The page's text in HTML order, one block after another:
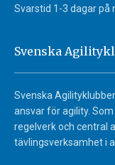
Svarstid 1-3 dagar på
Svenska
Svenska
ansvar för agility.
regelverk och central
tävlingsverksamhet i